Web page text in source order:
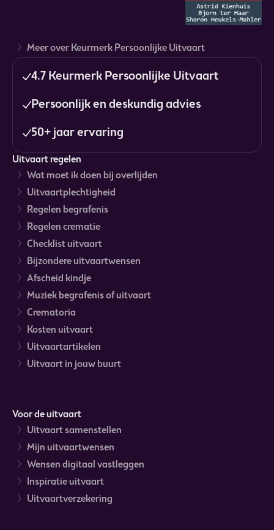
Meer over Keurmerk Persoonlijke Uitvaart
4.7 Keurmerk Persoonlijke Uitvaart
Persoonlijk en deskundig advies
50+ jaar ervaring
Uitvaart regelen
Wat moet ik doen bij overlijden
Uitvaartplechtigheid
Regelen begrafenis
Regelen crematie
Checklist uitvaart
Bijzondere uitvaartwensen
Afscheid kindje
Muziek begrafenis of uitvaart
Crematoria
Kosten uitvaart
Uitvaartartikelen
Uitvaart in jouw buurt
Voor de uitvaart
Uitvaart samenstellen
Mijn uitvaartwensen
Wensen digitaal vastleggen
Inspiratie uitvaart
Uitvaartverzekering